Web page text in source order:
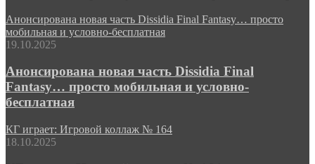
Анонсирована новая часть Dissidia Final Fantasy… просто
мобильная и условно-бесплатная
19.10.2025
Анонсирована новая часть Dissidia Final
Fantasy… просто мобильная и условно-
бесплатная
КГ играет: Игровой коллаж № 164
18.10.2025